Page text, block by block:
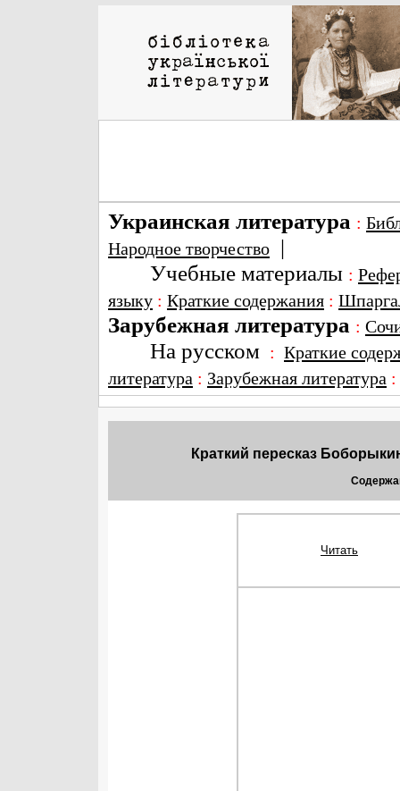
Украинская литература :
Народное творчество |
Учебные материалы :
языку : Краткие содержания :
Зарубежная литература :
На русском : Краткие
литература : Зарубежная литература
Краткий пересказ
Читать